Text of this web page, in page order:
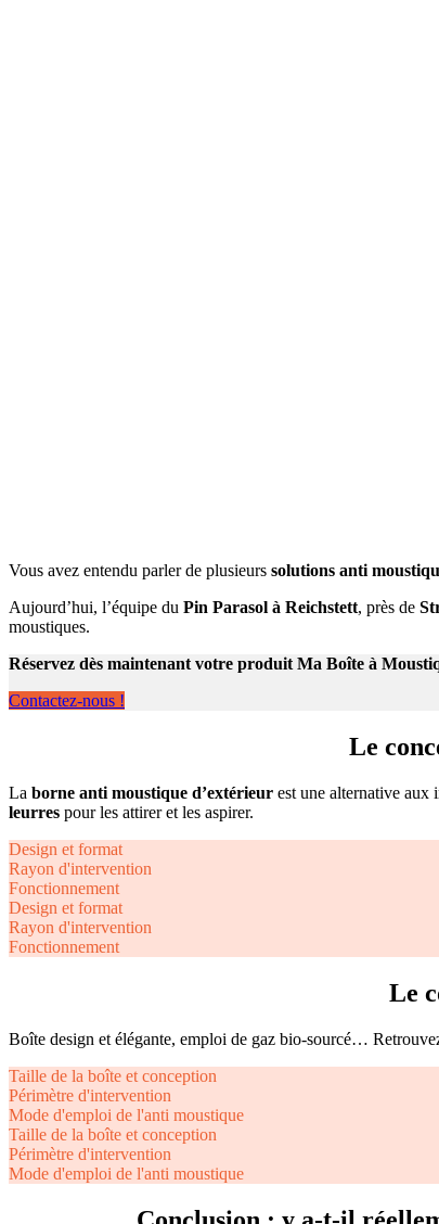
Vous avez entendu parler de plusieurs solutions anti
Aujourd’hui, l’équipe du Pin Parasol à Reichstett, près de
moustiques.
Réservez dès maintenant votre produit Ma Boîte à
Contactez-nous !
Le
La borne anti moustique d’extérieur est une alternative aux
leurres pour les attirer et les aspirer.
Design et format
Rayon d'intervention
Fonctionnement
Design et format
Rayon d'intervention
Fonctionnement
Le
Boîte design et élégante, emploi de gaz bio-sourcé…
Taille de la boîte et conception
Périmètre d'intervention
Mode d'emploi de l'anti moustique
Taille de la boîte et conception
Périmètre d'intervention
Mode d'emploi de l'anti moustique